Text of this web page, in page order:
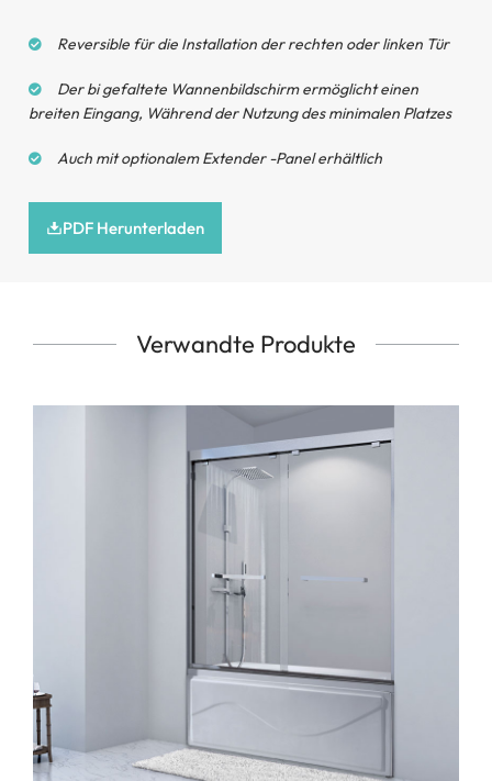
Reversible für die Installation der rechten oder linken Tür
Der bi gefaltete Wannenbildschirm ermöglicht einen
breiten Eingang, Während der Nutzung des minimalen Platzes
Auch mit optionalem Extender -Panel erhältlich
PDF Herunterladen
Verwandte Produkte